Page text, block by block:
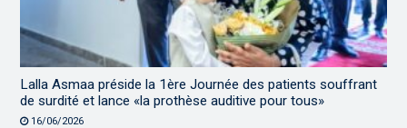
Lalla Asmaa préside la 1ère Journée des patients souffrant
de surdité et lance «la prothèse auditive pour tous»
16/06/2026